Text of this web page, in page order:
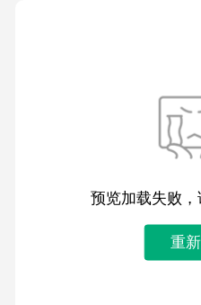
预览加载失败
重